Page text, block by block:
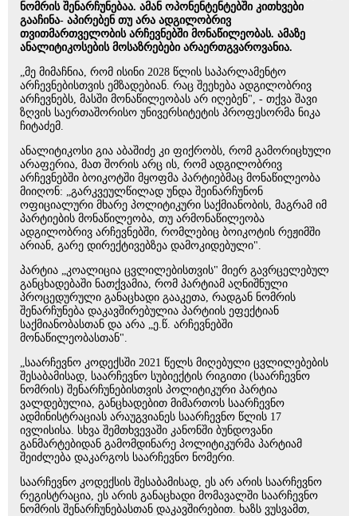
ნომრის შენარჩუნებაა. ამან ოპონენტენტებში კითხვები
გააჩინა- აპირებენ თუ არა ადგილობრივ
თვითმართველობის არჩევნებში მონაწილეობას. ამაზე
ანალიტიკოსების მოსაზრებები არაერთგვაროვანია.
„მე მიმაჩნია, რომ ისინი 2028 წლის საპარლამენტო
არჩევნებისთვის ემზადებიან. რაც შეეხება ადგილობრივ
არჩევნებს, მასში მონაწილეობას არ იღებენ", - თქვა შავი
ზღვის საერთაშორისო უნივერსიტეტის პროფესორმა ნიკა
ჩიტაძემ.
ანალიტიკოსი გია აბაშიძე კი ფიქრობს, რომ გამორიცხული
არაფერია, მათ შორის არც ის, რომ ადგილობრივ
არჩევნებში ბოიკოტში მყოფმა პარტიებმაც მონაწილეობა
მიიღონ: „გარკვეულწილად უნდა შეინარჩუნონ
ოფიციალური მხარე პოლიტიკური საქმიანობის, მაგრამ იმ
პარტიების მონაწილეობა, თუ არმონაწილეობა
ადგილობრივ არჩევნებში, რომლებიც ბოიკოტის რეჟიმში
არიან, გარე დირექტივებზეა დამოკიდებული".
პარტია „კოალიცია ცვლილებისთვის" მიერ გავრცელებულ
განცხადებაში ნათქვამია, რომ პარტიამ აღნიშნული
პროცედურული განაცხადი გააკეთა, რადგან ნომრის
შენარჩუნება დაკავშირებულია პარტიის ეფექტიან
საქმიანობასთან და არა „ე.წ. არჩევნებში
მონაწილეობასთან".
„საარჩევნო კოდექსში 2021 წელს მიღებული ცვლილებების
შესაბამისად, საარჩევნო სუბიექტის რიგითი (საარჩევნო
ნომრის) შენარჩუნებისთვის პოლიტიკური პარტია
ვალდებულია, განცხადებით მიმართოს საარჩევნო
ადმინისტრაციას არაუგვიანეს საარჩევნო წლის 17
ივლისისა. სხვა შემთხვევაში კანონში ბუნდოვანი
განმარტებიდან გამომდინარე პოლიტიკურმა პარტიამ
შეიძლება დაკარგოს საარჩევნო ნომერი.
საარჩევნო კოდექსის შესაბამისად, ეს არ არის საარჩევნო
რეგისტრაცია, ეს არის განაცხადი მომავალში საარჩევნო
ნომრის შენარჩუნებასთან დაკავშირებით. ხაზს ვუსვამთ,